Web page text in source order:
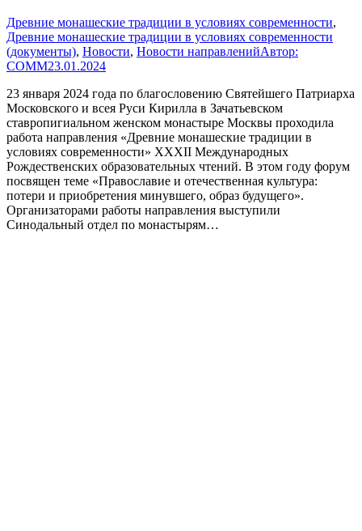
Древние монашеские традиции в условиях современности,
Древние монашеские традиции в условиях современности
(документы), Новости, Новости направленийАвтор:
СОММ23.01.2024
23 января 2024 года по благословению Святейшего Патриарха
Московского и всея Руси Кирилла в Зачатьевском
ставропигиальном женском монастыре Москвы проходила
работа направления «Древние монашеские традиции в
условиях современности» XXXII Международных
Рождественских образовательных чтений. В этом году форум
посвящен теме «Православие и отечественная культура:
потери и приобретения минувшего, образ будущего».
Организаторами работы направления выступили
Синодальный отдел по монастырям…